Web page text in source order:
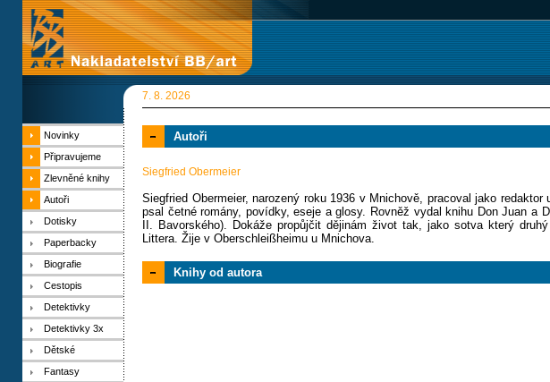
7. 8. 2026
Novinky
Připravujeme
Zlevněné knihy
Autoři
Dotisky
Paperbacky
Biografie
Cestopis
Detektivky
Detektivky 3x
Dětské
Fantasy
Autoři
Siegfried Obermeier
Siegfried Obermeier, narozený roku 1936 v Mnichově, pracoval jako
psal četné romány, povídky, eseje a glosy. Rovněž vydal knihu Don Juan a
II. Bavorského). Dokáže propůjčit dějinám život tak, jako sotva který
Littera. Žije v Oberschleißheimu u Mnichova.
Knihy od autora